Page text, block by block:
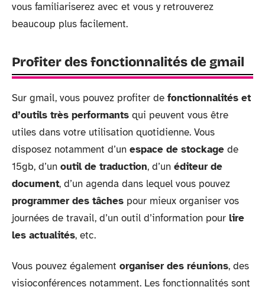
vous familiariserez avec et vous y retrouverez
beaucoup plus facilement.
Profiter des fonctionnalités de gmail
Sur gmail, vous pouvez profiter de fonctionnalités et
d’outils très performants qui peuvent vous être
utiles dans votre utilisation quotidienne. Vous
disposez notamment d’un espace de stockage de
15gb, d’un outil de traduction, d’un éditeur de
document, d’un agenda dans lequel vous pouvez
programmer des tâches pour mieux organiser vos
journées de travail, d’un outil d’information pour lire
les actualités, etc.
Vous pouvez également organiser des réunions, des
visioconférences notamment. Les fonctionnalités sont